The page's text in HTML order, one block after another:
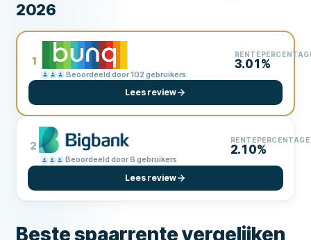
2026
1
Beoordeeld door 102 gebruikers
3.01%
Lees review
2
Beoordeeld door 6 gebruikers
RENTEPERCENTAGE
2.10%
Lees review
Beste spaarrente vergelijken